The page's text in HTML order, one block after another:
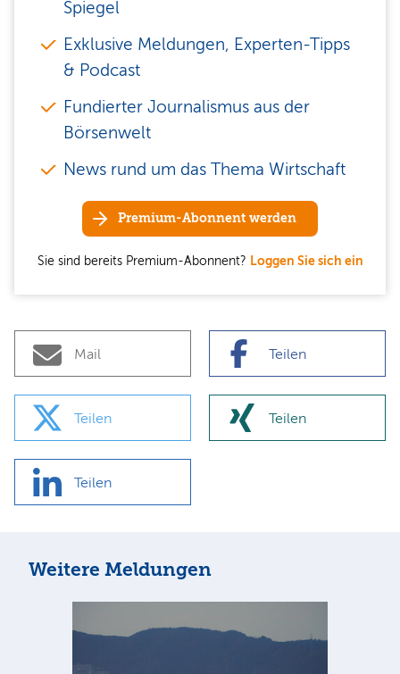
Spiegel
Exklusive Meldungen, Experten-Tipps
& Podcast
Fundierter Journalismus aus der
Börsenwelt
News rund um das Thema Wirtschaft
Premium-Abonnent werden
Sie sind bereits Premium-Abonnent? Loggen Sie sich ein
Mail Teilen
Teilen Teilen
Teilen
Weitere Meldungen